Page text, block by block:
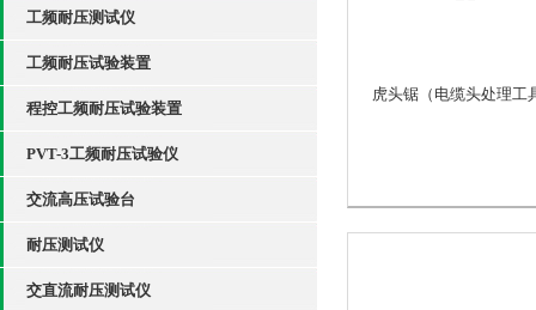
工频耐压测试仪
工频耐压试验装置
程控工频耐压试验装置
PVT-3工频耐压试验仪
交流高压试验台
耐压测试仪
交直流耐压测试仪
虎头锯（电缆头处理工